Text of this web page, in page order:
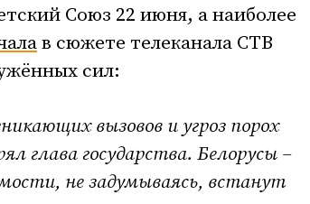
Союз 22 июня, а наиболее
в сюжете телеканала СТВ
сил:
вызовов и угроз порох
глава государства. Белорусы –
не задумываясь, встанут